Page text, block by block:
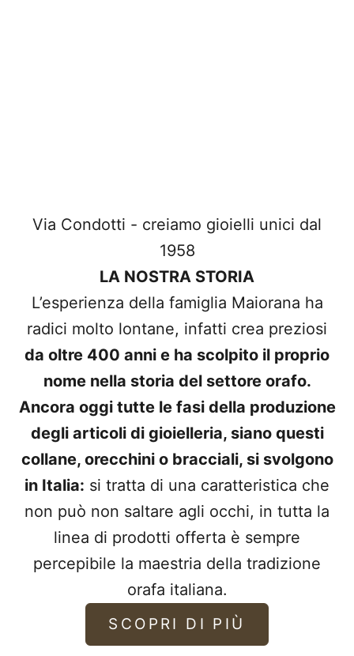
Via Condotti - creiamo gioielli unici dal
1958
LA NOSTRA STORIA
L’esperienza della famiglia Maiorana ha
radici molto lontane, infatti crea preziosi
da oltre 400 anni e ha scolpito il proprio
nome nella storia del settore orafo.
Ancora oggi tutte le fasi della produzione
degli articoli di gioielleria, siano questi
collane, orecchini o bracciali, si svolgono
in Italia: si tratta di una caratteristica che
non può non saltare agli occhi, in tutta la
linea di prodotti offerta è sempre
percepibile la maestria della tradizione
orafa italiana.
SCOPRI DI PIÙ